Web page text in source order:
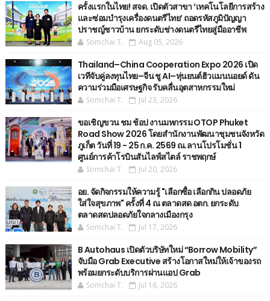
ครั้งแรกในไทย! สจด. เปิดตัวสาขา ‘เทคโนโลยีการสร้าง
และซ่อมบำรุงเครื่องดนตรีไทย’ ​ถอดรหัสภูมิปัญญา
ปราชญ์ชาวบ้าน ยกระดับช่างดนตรีไทยสู่มืออาชีพ
Somchai T. Aug 05, 2026
Thailand–China Cooperation Expo 2026 เปิด
เวทีจับคู่ลงทุนไทย–จีน ชู AI–หุ่นยนต์ฮิวแมนนอยด์ ดัน
ความร่วมมือเศรษฐกิจ รับคลื่นอุตสาหกรรมใหม่
Somchai T. Jul 23, 2026
ขอเชิญขวน ชม ช้อป งานมหกรรม OTOP Phuket
Road Show 2026 โดยสำนักงานพัฒนาชุมชนจังหวัด
ภูเก็ต วันที่ 19 - 25 ก.ค. 2569 ณ.ลานโปรโมชั่น 1
ศูนย์การค้าโรบินสันไลฟ์สไตล์ ราชพฤกษ์
Somchai T. Jul 20, 2026
อย. จัดกิจกรรมให้ความรู้ "เลือกซื้อ เลือกกิน ปลอดภัย
ใส่ใจสุขภาพ" ครั้งที่ 4 ณ ตลาดสด อตก. ยกระดับ
ตลาดสดปลอดภัยใจกลางเมืองกรุง
Somchai T. Jul 17, 2026
B Autohaus เปิดตัวบริษัทใหม่ “Borrow Mobility”
จับมือ Grab Executive สร้างโอกาสใหม่ให้เจ้าของรถ
พร้อมยกระดับบริการผ่านแอป Grab
Somchai T. Jul 16, 2026